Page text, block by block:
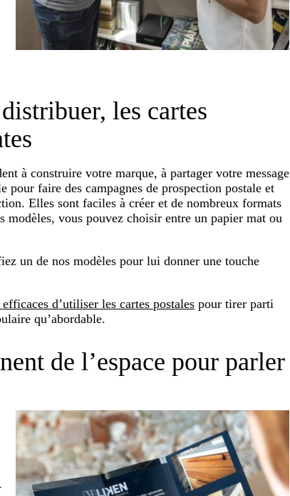
les cartes
à construire votre marque, à partager votre message
faire des campagnes de prospection postale et
Elles sont faciles à créer et de nombreux formats
vous pouvez choisir entre un papier mat ou
un de nos modèles pour lui donner une touche
d’utiliser les cartes postales pour tirer parti
qu’abordable.
de l’espace pour parler